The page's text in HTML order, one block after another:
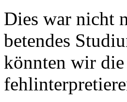
Dies war nicht
betendes
könnten wir